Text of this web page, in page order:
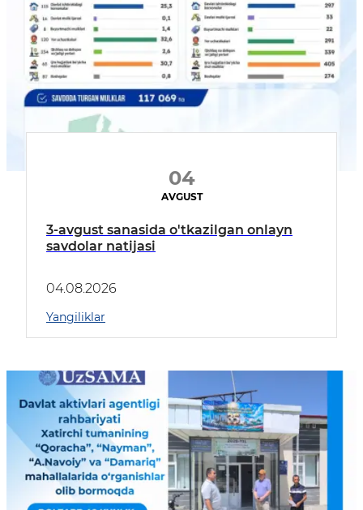
04
AVGUST
3-avgust sanasida o'tkazilgan onlayn
savdolar natijasi
04.08.2026
Yangiliklar